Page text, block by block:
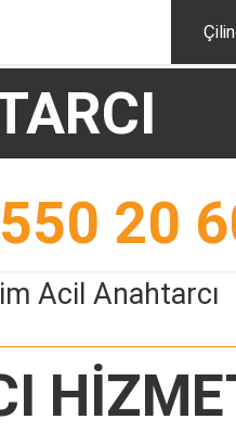
20
Acil Anahtarcı